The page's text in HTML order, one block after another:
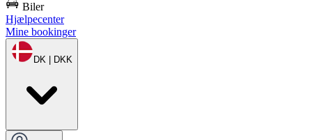
Biler
Hjælpecenter
Mine bookinger
DK | DKK